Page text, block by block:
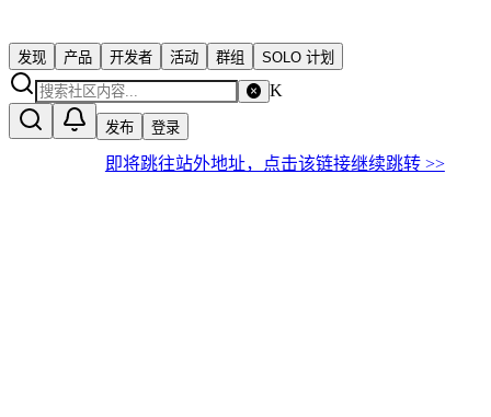
发现 产品 开发者 活动 群组 SOLO 计划
K
发布 登录
即将跳往站外地址，点击该链接继续跳转 >>